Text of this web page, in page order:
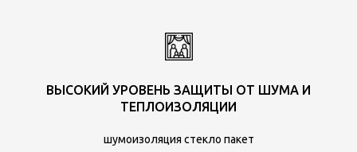
ВЫСОКИЙ УРОВЕНЬ ЗАЩИТЫ ОТ ШУМА И
ТЕПЛОИЗОЛЯЦИИ
шумоизоляция стекло пакет